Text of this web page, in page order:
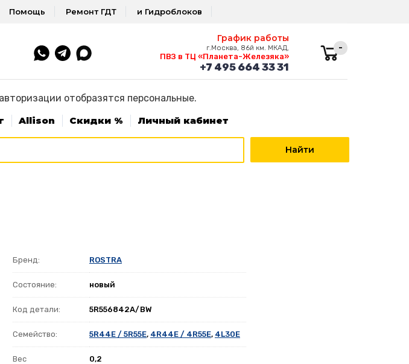
Помощь Ремонт ГДТ и Гидроблоков
График работы
г.Москва, 86й км. МКАД,
ПВЗ в ТЦ «Планета-Железяка»
+7 495 664 33 31
-
отобразятся персональные.
Allison Скидки % Личный кабинет
Бренд: ROSTRA
Состояние: новый
Код детали: 5R556842A/BW
Семейство: 5R44E / 5R55E, 4R44E / 4R55E, 4L30E
Вес 0,2